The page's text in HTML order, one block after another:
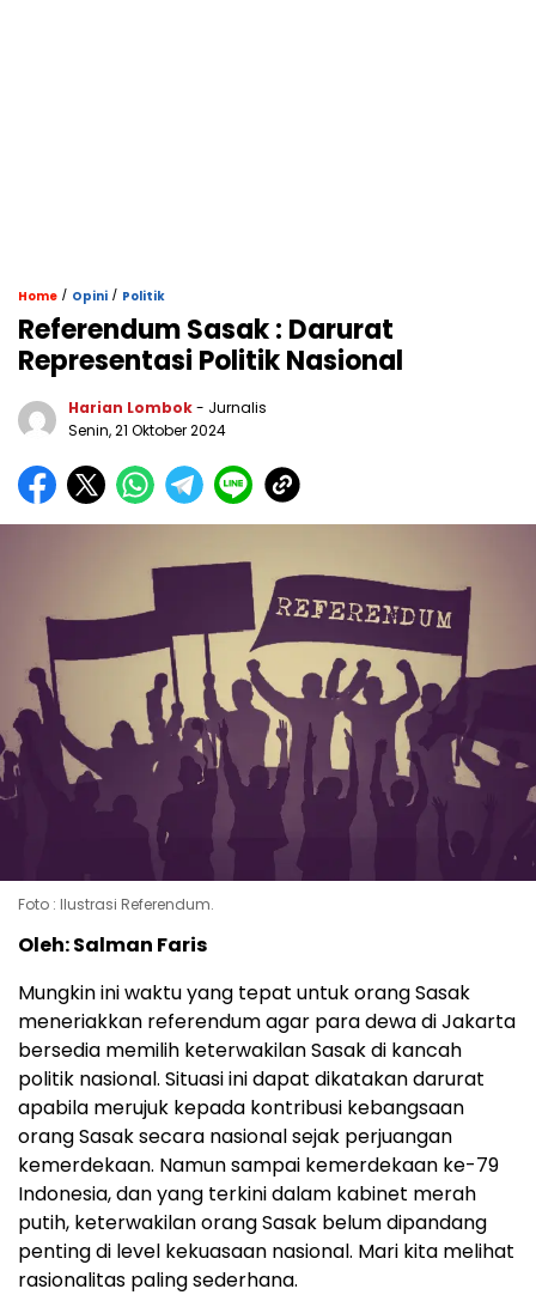
Home / Opini / Politik
Referendum Sasak : Darurat
Representasi Politik Nasional
Harian Lombok- Jurnalis
Senin, 21 Oktober 2024
Foto : Ilustrasi Referendum.
Oleh: Salman Faris
Mungkin ini waktu yang tepat untuk orang Sasak
meneriakkan referendum agar para dewa di Jakarta
bersedia memilih keterwakilan Sasak di kancah
politik nasional. Situasi ini dapat dikatakan darurat
apabila merujuk kepada kontribusi kebangsaan
orang Sasak secara nasional sejak perjuangan
kemerdekaan. Namun sampai kemerdekaan ke-79
Indonesia, dan yang terkini dalam kabinet merah
putih, keterwakilan orang Sasak belum dipandang
penting di level kekuasaan nasional. Mari kita melihat
rasionalitas paling sederhana.